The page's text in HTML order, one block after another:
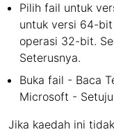
Pilih fail untuk
untuk versi 64-
operasi 32-bit.
Seterusnya.
Buka fail - Baca
Microsoft -
Jika kaedah ini